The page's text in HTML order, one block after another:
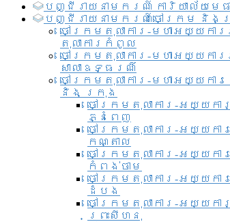
បញ្ជី​រាយ​នាមករណ៍ ការិយាល័យ​មេធ
បញ្ជី​រាយ​នាមករណ៍​ចៅក្រម និងព្រ
ចៅក្រមតុលាការ-មហាអយ្យកា
តុលាការកំពូល
ចៅក្រមតុលាការ-មហាអយ្យកា
សាលាឧទ្ធរណ៏
ចៅក្រមតុលាការ-មហាអយ្យការ
និង ក្រុង
ចៅក្រមតុលាការ-អយ្យក
ភ្នំពេញ
ចៅក្រមតុលាការ-អយ្យកា
កណ្តាល
ចៅក្រមតុលាការ-អយ្យកា
កំពង់ចាម
ចៅក្រមតុលាការ-អយ្យកា
ដំបង
ចៅក្រមតុលាការ-អយ្យក
ព្រះសីហនុ